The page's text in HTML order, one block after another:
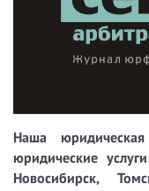
Наша
юридические
Новосибирск,